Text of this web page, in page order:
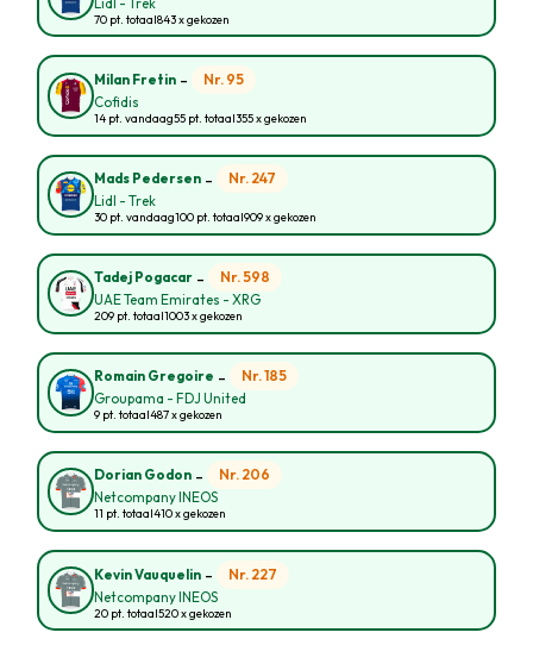
Lidl - Trek
70 pt. totaal843 x gekozen
Milan Fretin - Nr. 95
Cofidis
14 pt. vandaag55 pt. totaal355 x gekozen
Mads Pedersen - Nr. 247
Lidl - Trek
30 pt. vandaag100 pt. totaal909 x gekozen
Tadej Pogacar - Nr. 598
UAE Team Emirates - XRG
209 pt. totaal1003 x gekozen
Romain Gregoire - Nr. 185
Groupama - FDJ United
9 pt. totaal487 x gekozen
Dorian Godon - Nr. 206
Netcompany INEOS
11 pt. totaal410 x gekozen
Kevin Vauquelin - Nr. 227
Netcompany INEOS
20 pt. totaal520 x gekozen